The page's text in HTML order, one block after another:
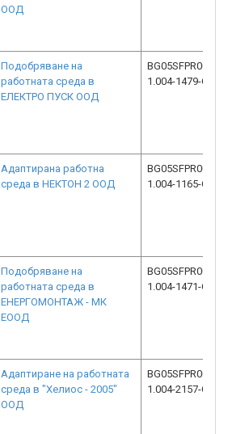
ООД
Подобряване на
работната среда в
ЕЛЕКТРО ПУСК ООД
BG05SFPR002-
1.004-1479-C01
Адаптирана работна
среда в НЕКТОН 2 ООД
BG05SFPR002-
1.004-1165-C01
Подобряване на
работната среда в
ЕНЕРГОМОНТАЖ - МК
ЕООД
BG05SFPR002-
1.004-1471-C01
Адаптиране на работната
среда в "Хелиос - 2005"
ООД
BG05SFPR002-
1.004-2157-C01